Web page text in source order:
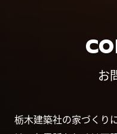
お
栃木建築社の家づくり